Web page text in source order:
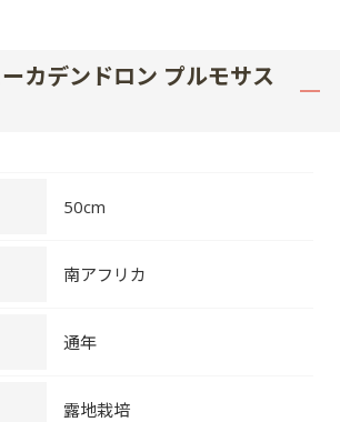
ーカデンドロン プルモサス
50cm
南アフリカ
通年
露地栽培